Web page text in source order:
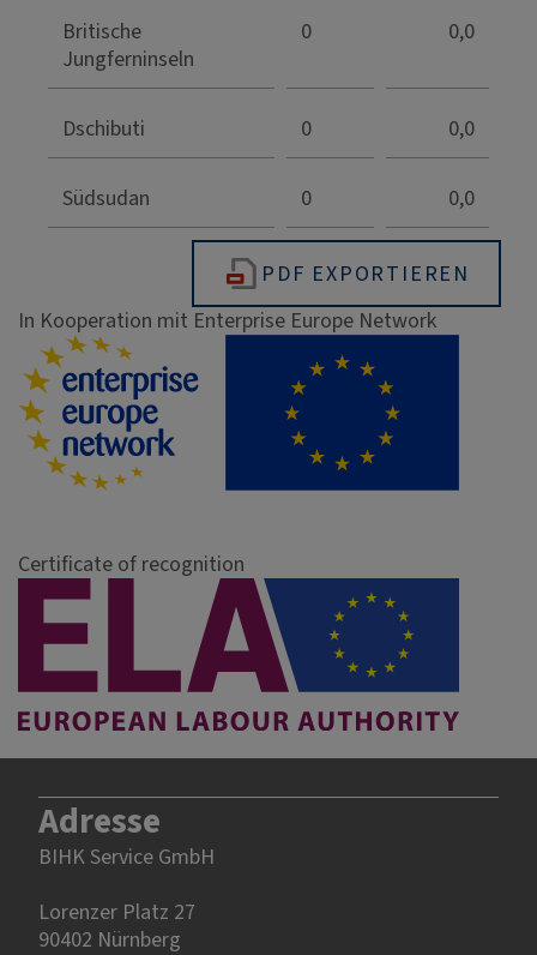
Britische
Jungferninseln
0 0,0
Dschibuti 0 0,0
Südsudan 0 0,0
PDF EXPORTIEREN
In Kooperation mit Enterprise Europe Network
Certificate of recognition
Adresse
BIHK Service GmbH
Lorenzer Platz 27
90402 Nürnberg‎‎